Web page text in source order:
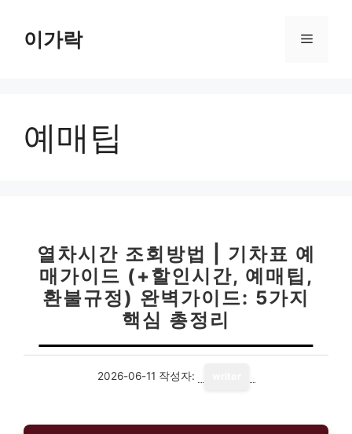
이가락 메
예매팁
열차시간 조회방법 | 기차표 예
매가이드 (+할인시간, 예매팁,
환불규정) 완벽가이드: 5가지
핵심 총정리
2026-06-11 작성자: